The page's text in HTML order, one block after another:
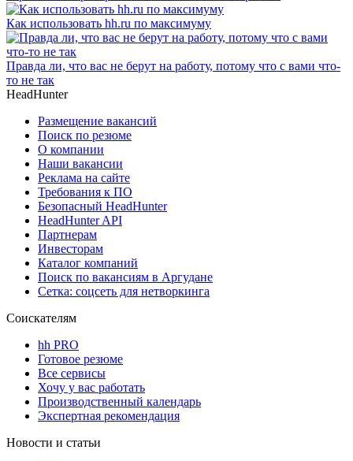
Как использовать hh.ru по максимуму
Правда ли, что вас не берут на работу, потому что с вами что-
то не так
HeadHunter
Размещение вакансий
Поиск по резюме
О компании
Наши вакансии
Реклама на сайте
Требования к ПО
Безопасный HeadHunter
HeadHunter API
Партнерам
Инвесторам
Каталог компаний
Поиск по вакансиям в Аргудане
Сетка: соцсеть для нетворкинга
Соискателям
hh PRO
Готовое резюме
Все сервисы
Хочу у вас работать
Производственный календарь
Экспертная рекомендация
Новости и статьи